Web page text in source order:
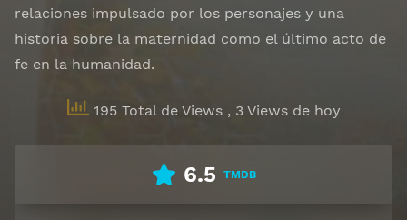
relaciones impulsado por los personajes y una
historia sobre la maternidad como el último acto de
fe en la humanidad.
195 Total de Views , 3 Views de hoy
6.5 TMDB